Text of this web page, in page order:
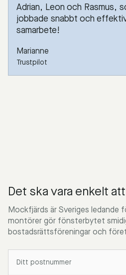
Adrian, Leon och Rasmus,
jobbade snabbt och
samarbete!
Marianne
Trustpilot
Det ska vara enkelt
Mockfjärds är Sveriges ledande
montörer gör fönsterbytet
bostadsrättsföreningar och